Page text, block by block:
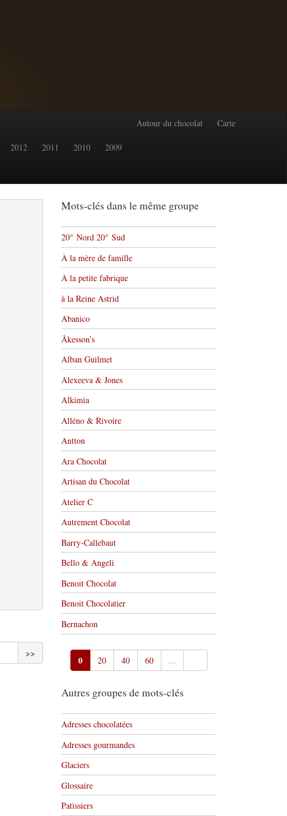
2012 2011 2010 2009
Autour du chocolat Carte
>>
Mots-clés dans le même groupe
20° Nord 20° Sud
À la mère de famille
À la petite fabrique
à la Reine Astrid
Abanico
Åkesson’s
Alban Guilmet
Alexeeva & Jones
Alkimia
Alléno & Rivoire
Antton
Ara Chocolat
Artisan du Chocolat
Atelier C
Autrement Chocolat
Barry-Callebaut
Bello & Angeli
Benoit Chocolat
Benoit Chocolatier
Bernachon
0 20 40 60 ...
Autres groupes de mots-clés
Adresses chocolatées
Adresses gourmandes
Glaciers
Glossaire
Patissiers